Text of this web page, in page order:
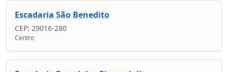
Escadaria São Benedito
CEP: 29016-280
Centro